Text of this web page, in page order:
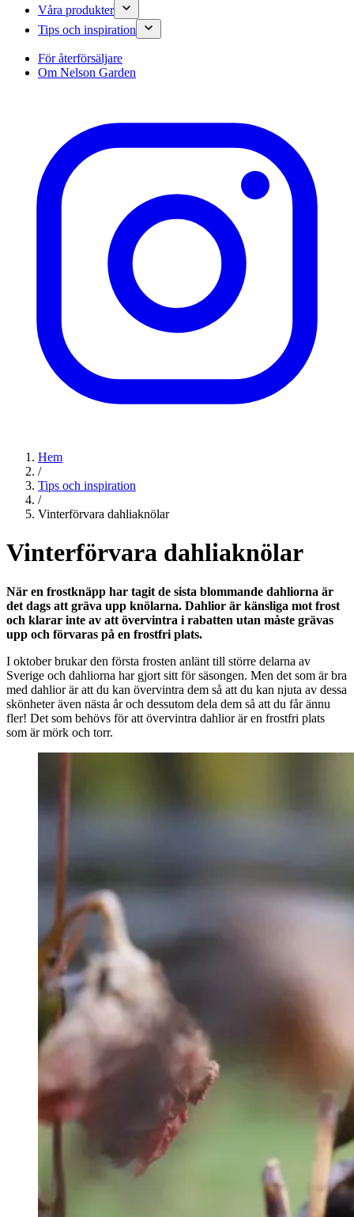
Våra produkter
Tips och inspiration
För återförsäljare
Om Nelson Garden
Hem
/
Tips och inspiration
/
Vinterförvara dahliaknölar
Vinterförvara dahliaknölar
När en frostknäpp har tagit de sista blommande dahliorna är
det dags att gräva upp knölarna. Dahlior är känsliga mot frost
och klarar inte av att övervintra i rabatten utan måste grävas
upp och förvaras på en frostfri plats.
I oktober brukar den första frosten anlänt till större delarna av
Sverige och dahliorna har gjort sitt för säsongen. Men det som är bra
med dahlior är att du kan övervintra dem så att du kan njuta av dessa
skönheter även nästa år och dessutom dela dem så att du får ännu
fler! Det som behövs för att övervintra dahlior är en frostfri plats
som är mörk och torr.